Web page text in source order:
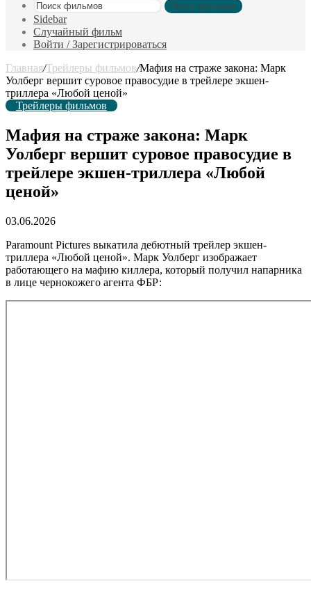
Поиск фильмов
Sidebar
Случайный фильм
Войти / Зарегистрироваться
Главная/Трейлеры фильмов/Мафия на страже закона: Марк
Уолберг вершит суровое правосудие в трейлере экшен-
триллера «Любой ценой»
Трейлеры фильмов
Мафия на страже закона: Марк
Уолберг вершит суровое правосудие в
трейлере экшен-триллера «Любой
ценой»
03.06.2026
Paramount Pictures выкатила дебютный трейлер экшен-
триллера «Любой ценой». Марк Уолберг изображает
работающего на мафию киллера, который получил напарника
в лице чернокожего агента ФБР: